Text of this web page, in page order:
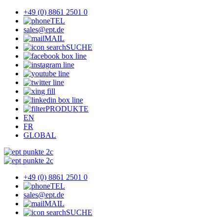
+49 (0) 8861 2501 0
TEL
sales@ept.de
MAIL
SUCHE
PRODUKTE
EN
FR
GLOBAL
+49 (0) 8861 2501 0
TEL
sales@ept.de
MAIL
SUCHE